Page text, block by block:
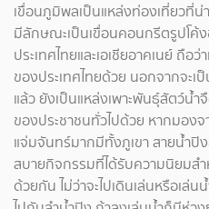
เขื่อนภูมิพลเป็นแหล่งท่องเที่ยวที่
มีลักษณะเป็นเขื่อนคอนกรีตรูปโค้
ประเทศไทยและเอเชียอาคเนย์ ถือ
ของประเทศไทยด้วย นอกจากจะ
แล้ว ยังเป็นแหล่งเพาะพันธุ์สัตว์น้
ของประชาชนทั่วไปด้วย หากมอง
แจ่มจันทร์มากมีทั้งภูเขา สายน้ำปิ
สบายกิจกรรมที่ได้รับความนิยมส
ด้วยกัน ไม่ว่าจะไปเดินเล่นหรือเ